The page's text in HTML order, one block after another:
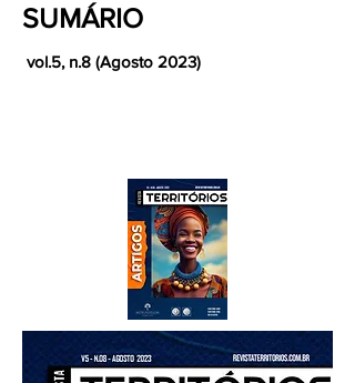
SUMÁRIO
vol.5, n.8 (Agosto 2023)